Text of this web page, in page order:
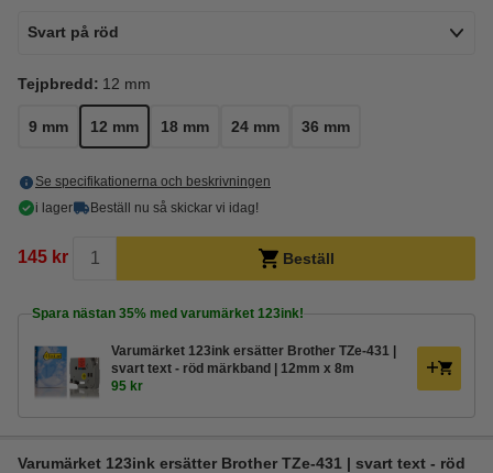
Svart på röd
Tejpbredd: 12 mm
9 mm 12 mm 18 mm 24 mm 36 mm
Se specifikationerna och beskrivningen
i lager
Beställ nu så skickar vi idag!
145 kr Beställ
Spara nästan 35% med varumärket 123ink!
Varumärket 123ink ersätter Brother TZe-431 |
svart text - röd märkband | 12mm x 8m
95 kr
Varumärket 123ink ersätter Brother TZe-431 | svart text - röd